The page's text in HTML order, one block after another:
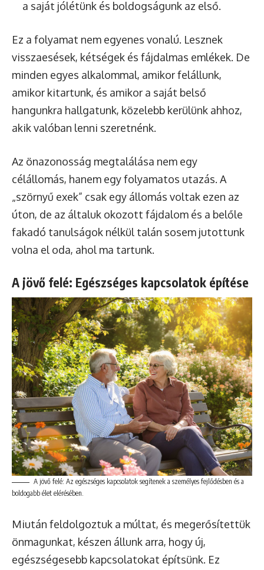
a saját jólétünk és boldogságunk az első.
Ez a folyamat nem egyenes vonalú. Lesznek
visszaesések, kétségek és fájdalmas emlékek. De
minden egyes alkalommal, amikor felállunk,
amikor kitartunk, és amikor a saját belső
hangunkra hallgatunk, közelebb kerülünk ahhoz,
akik valóban lenni szeretnénk.
Az önazonosság megtalálása nem egy
célállomás, hanem egy folyamatos utazás. A
„szörnyű exek” csak egy állomás voltak ezen az
úton, de az általuk okozott fájdalom és a belőle
fakadó tanulságok nélkül talán sosem jutottunk
volna el oda, ahol ma tartunk.
A jövő felé: Egészséges kapcsolatok építése
A jövő felé: Az egészséges kapcsolatok segítenek a személyes fejlődésben és a
boldogabb élet elérésében.
Miután feldolgoztuk a múltat, és megerősítettük
önmagunkat, készen állunk arra, hogy új,
egészségesebb kapcsolatokat építsünk. Ez